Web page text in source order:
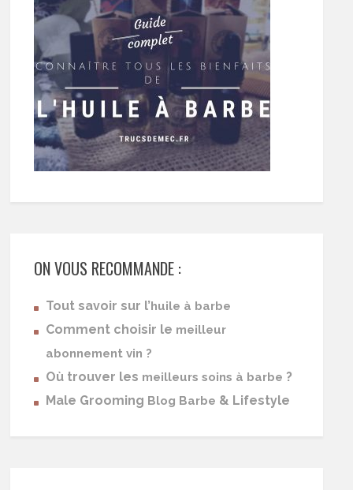
ON VOUS RECOMMANDE :
Tout savoir sur l’huile à barbe
Comment choisir le meilleur
abonnement vin ?
Où trouver les meilleurs soins à barbe ?
Male Grooming Blog Barbe & Lifestyle